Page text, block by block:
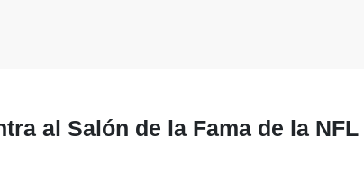
al Salón de la Fama de la NFL